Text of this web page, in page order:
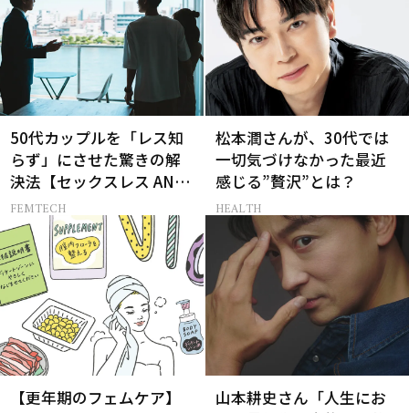
50代カップルを「レス知
らず」にさせた驚きの解
決法【セックスレス AND
THE CITY -女たちの告
白-】
FEMTECH
松本潤さんが、30代では
一切気づけなかった最近
感じる”贅沢”とは？
HEALTH
【更年期のフェムケア】
山本耕史さん「人生にお